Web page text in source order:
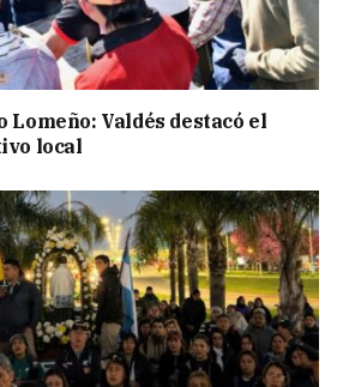
Lomeño: Valdés destacó el
local